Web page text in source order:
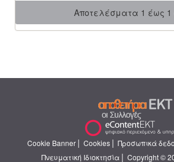
Αποτελέσματα 1 έως 1
Cookie Banner | Cookies | Προσωπικά
Πνευματική Ιδιοκτησία | Copyright ©